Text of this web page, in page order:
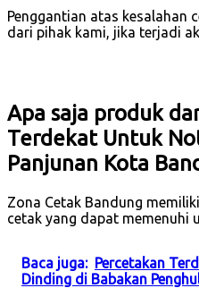
Penggantian atas kesalahan
dari pihak kami, jika terjadi
Apa saja produk
Terdekat Untuk
Panjunan Kota
Zona Cetak Bandung
cetak yang dapat memenuhi
Baca juga: Percetakan
Dinding di Babakan